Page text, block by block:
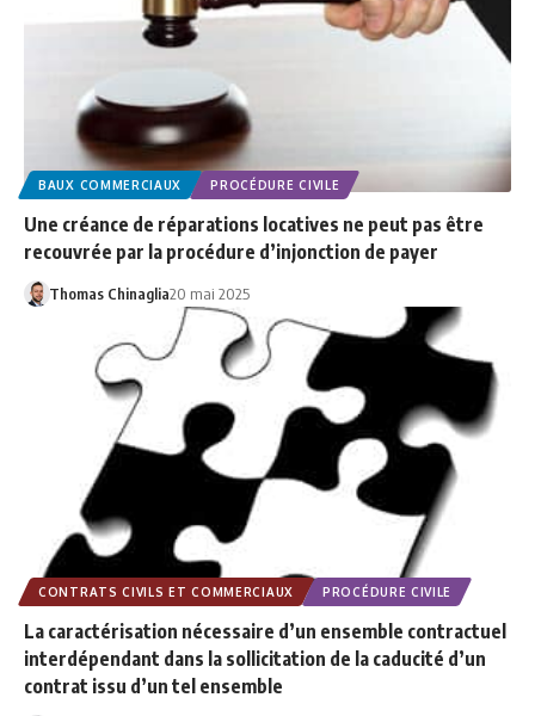
BAUX COMMERCIAUX PROCÉDURE CIVILE
Une créance de réparations locatives ne peut pas être
recouvrée par la procédure d’injonction de payer
Thomas Chinaglia20 mai 2025
CONTRATS CIVILS ET COMMERCIAUX PROCÉDURE CIVILE
La caractérisation nécessaire d’un ensemble contractuel
interdépendant dans la sollicitation de la caducité d’un
contrat issu d’un tel ensemble